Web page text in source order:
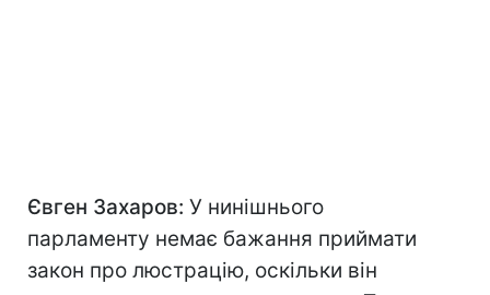
Євген Захаров: У нинішнього
парламенту немає бажання приймати
закон про люстрацію, оскільки він